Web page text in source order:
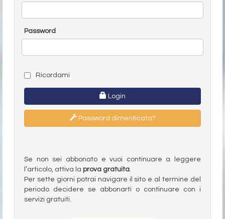
Password
Ricordami
Login
Password dimenticata?
Se non sei abbonato e vuoi continuare a leggere
l’articolo, attiva la prova gratuita
Per sette giorni potrai navigare il sito e al termine del
periodo decidere se abbonarti o continuare con i
servizi gratuiti.